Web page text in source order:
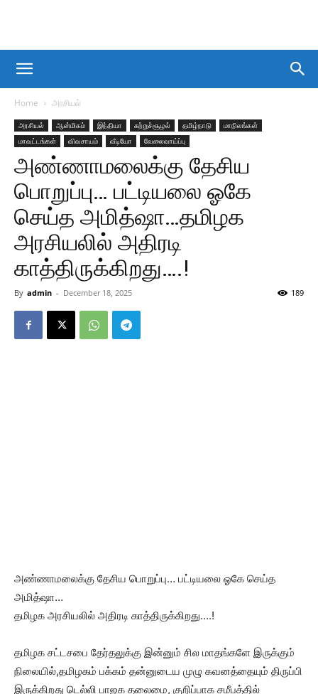
Home அரசியல்
அரசியல் ஆன்மிகம் இந்தியா சுற்றுச்சூழல் தமிழ்நாடு
மாநிலங்கள்
மாவட்டங்கள்
விவசாயம் வீடியோ வேலைவாய்ப்பு
அண்ணாமலைக்கு தேசிய
பொறுப்பு… பட்டியலை ஓகே
செய்த அமித்ஷா…தமிழக
அரசியலில் அதிரடி
காத்திருக்கிறது….!
By admin - December 18, 2025 189
அண்ணாமலைக்கு தேசிய பொறுப்பு… பட்டியலை ஓகே செய்த
அமித்ஷா…
தமிழக அரசியலில் அதிரடி காத்திருக்கிறது….!
தமிழக சட்டசபை தேர்தலுக்கு இன்னும் சில மாதங்களே இருக்கும்
நிலையில்,தமிழகம் பக்கம் தன்னுடைய முழு கவனத்தையும் திருப்பி
இருக்கிறது டெல்லி பாஜக தலைமை, குறிப்பாக சமீபத்தில்